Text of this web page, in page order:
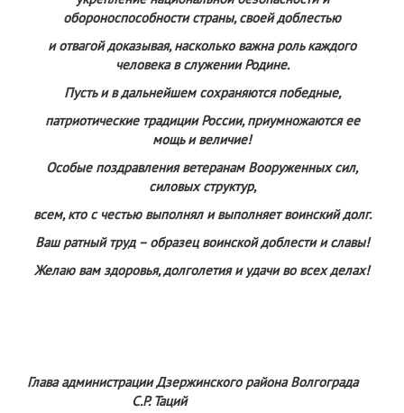
обороноспособности страны, своей доблестью
и отвагой доказывая, насколько важна роль каждого
человека в служении Родине.
Пусть и в дальнейшем сохраняются победные,
патриотические традиции России, приумножаются ее
мощь и величие!
Особые поздравления ветеранам Вооруженных сил,
силовых структур,
всем, кто с честью выполнял и выполняет воинский долг.
Ваш ратный труд – образец воинской доблести и славы!
Желаю вам здоровья, долголетия и удачи во всех делах!
Глава администрации Дзержинского района Волгограда
С.Р. Таций